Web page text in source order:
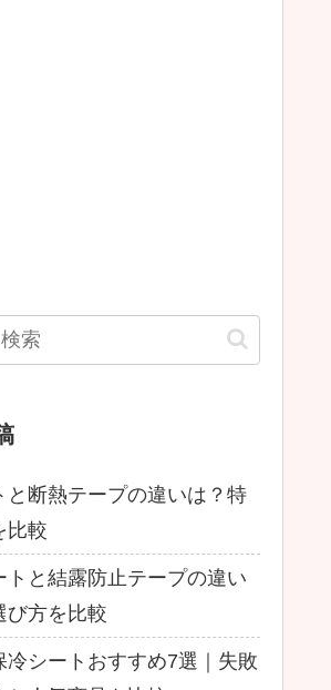
と断熱テープの違いは？特
比較
トと結露防止テープの違い
び方を比較
冷シートおすすめ7選｜失敗